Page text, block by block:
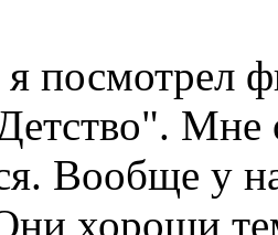
посмотрел
Мне
Вообще у
хороши